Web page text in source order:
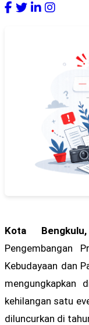
Kota
Pengembangan
Kebudayaan dan
mengungkapkan
kehilangan satu
diluncurkan di